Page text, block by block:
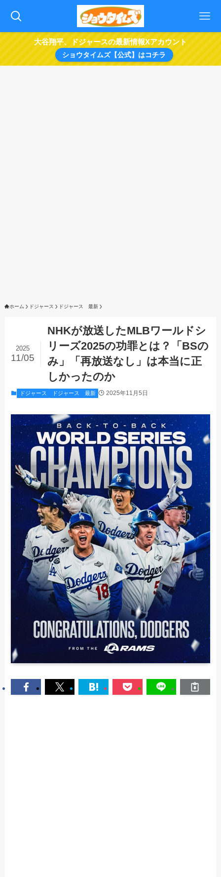
大谷翔平、ドジャースの最新情報Xアカウント
ショウタイムズ【公式】はコチラ
ホーム ドジャース ドジャース 最新
NHKが放送したMLBワールドシ
リーズ2025の功罪とは？「BSの
み」「再放送なし」は本当に正
しかったのか
2025
11/05
ドジャース ドジャース 最新 2025年11月5日